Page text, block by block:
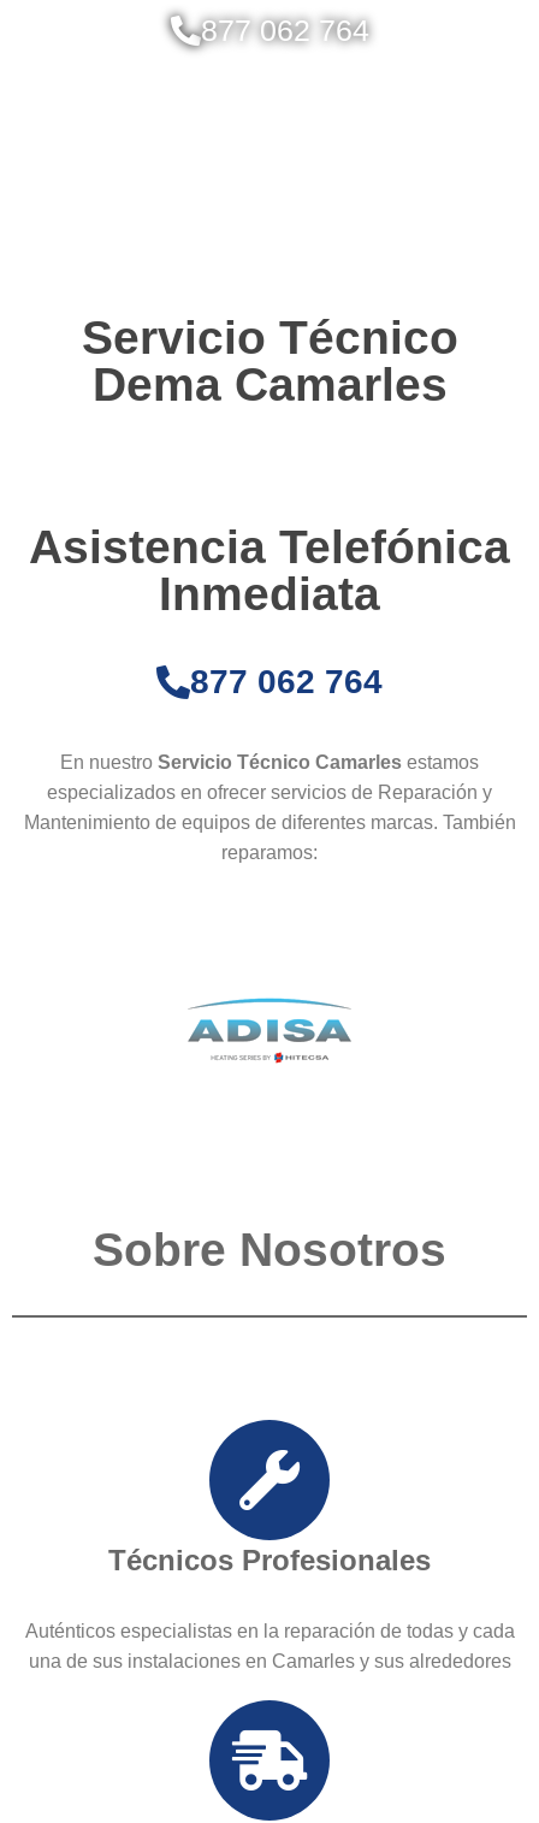
877 062 764
Servicio Técnico
Dema Camarles
Asistencia Telefónica
Inmediata
877 062 764
En nuestro Servicio Técnico Camarles estamos
especializados en ofrecer servicios de Reparación y
Mantenimiento de equipos de diferentes marcas. También
reparamos:
Sobre Nosotros
Técnicos Profesionales
Auténticos especialistas en la reparación de todas y cada
una de sus instalaciones en Camarles y sus alrededores